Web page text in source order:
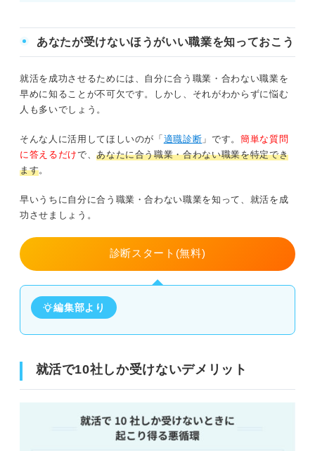
あなたが受けないほうがいい職業を知っておこう
就活を成功させるためには、自分に合う職業・合わない職業を
早めに知ることが不可欠です。しかし、それがわからずに悩む
人も多いでしょう。
そんな人に活用してほしいのが「適職診断 」です。 簡単な質問
に答えるだけで、あなたに合う職業・合わない職業を特定でき
ます。
早いうちに自分に合う職業・合わない職業を知って、就活を成
功させましょう。
診断スタート(無料)
編集部より
就活で10社しか受けないデメリット